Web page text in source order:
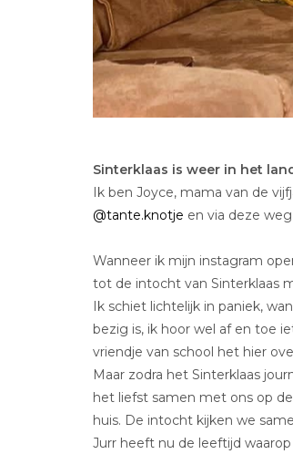
Sinterklaas is weer in het
Ik ben Joyce, mama van de
@tante.knotje en via deze
Wanneer ik mijn instagram
tot de intocht van Sinterklaas
Ik schiet lichtelijk in paniek,
bezig is, ik hoor wel af en toe
vriendje van school het hier
Maar zodra het Sinterklaas
het liefst samen met ons op
huis. De intocht kijken we
Jurr heeft nu de leeftijd